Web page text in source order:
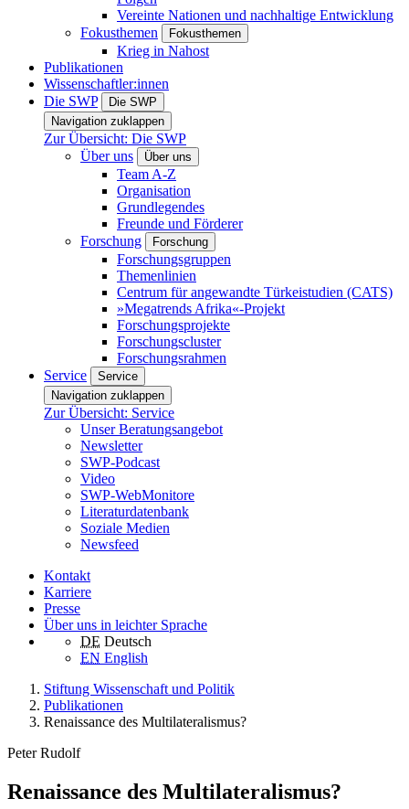
Vereinte Nationen und nachhaltige Entwicklung
Fokusthemen
Fokusthemen
Krieg in Nahost
Publikationen
Wissenschaftler:innen
Die SWP
Die SWP
Navigation zuklappen
Zur Übersicht: Die SWP
Über uns
Über uns
Team A-Z
Organisation
Grundlegendes
Freunde und Förderer
Forschung
Forschung
Forschungsgruppen
Themenlinien
Centrum für angewandte Türkeistudien (CATS)
»Megatrends Afrika«-Projekt
Forschungsprojekte
Forschungscluster
Forschungsrahmen
Service
Service
Navigation zuklappen
Zur Übersicht: Service
Unser Beratungsangebot
Newsletter
SWP-Podcast
Video
SWP-WebMonitore
Literaturdatenbank
Soziale Medien
Newsfeed
Kontakt
Karriere
Presse
Über uns in leichter Sprache
DE Deutsch
EN English
Stiftung Wissenschaft und Politik
Publikationen
Renaissance des Multilateralismus?
Peter Rudolf
Renaissance des Multilateralismus?